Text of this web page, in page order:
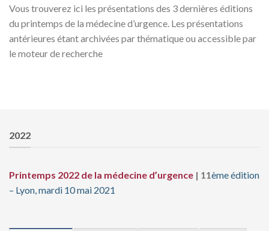
Vous trouverez ici les présentations des 3 dernières éditions
du printemps de la médecine d’urgence. Les présentations
antérieures étant archivées par thématique ou accessible par
le moteur de recherche
2022
Printemps 2022 de la médecine d’urgence | 11èmeédition
– Lyon, mardi 10 mai 2021